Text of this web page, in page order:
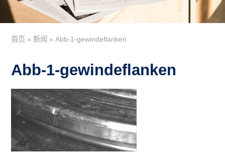
首页 »新闻 »Abb-1-gewindeflanken
Abb-1-gewindeflanken